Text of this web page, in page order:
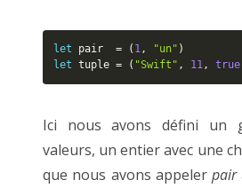
let pair = ( 1, "un" )
let tuple = ( "Swift" , 11, true
Ici nous avons défini un
valeurs, un entier avec une
que nous avons appelerpair